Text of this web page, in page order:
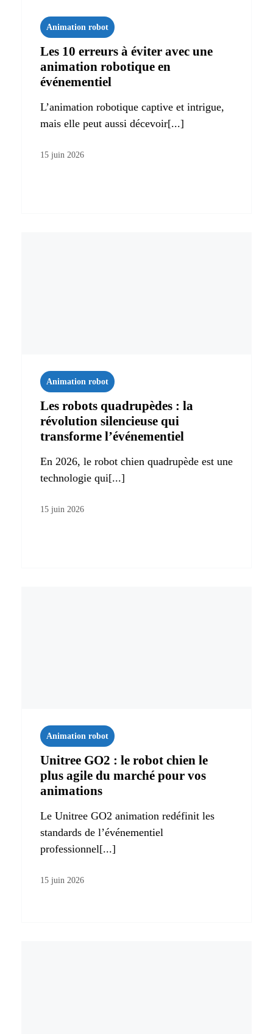
Animation robot
Les 10 erreurs à éviter avec une
animation robotique en
événementiel
L’animation robotique captive et intrigue,
mais elle peut aussi décevoir[...]
15 juin 2026
Animation robot
Les robots quadrupèdes : la
révolution silencieuse qui
transforme l’événementiel
En 2026, le robot chien quadrupède est une
technologie qui[...]
15 juin 2026
Animation robot
Unitree GO2 : le robot chien le
plus agile du marché pour vos
animations
Le Unitree GO2 animation redéfinit les
standards de l’événementiel
professionnel[...]
15 juin 2026